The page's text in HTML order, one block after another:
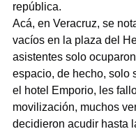
república.
Acá, en Veracruz, se
vacíos en la plaza del
asistentes solo
espacio, de hecho, solo
el hotel Emporio, les
movilización, muchos
decidieron acudir hasta